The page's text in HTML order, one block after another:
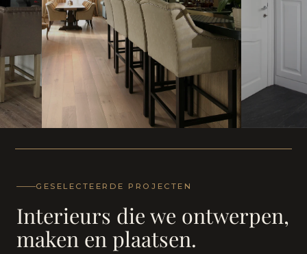
Landhuis - Grimbergen
GESELECTEERDE PROJECTEN
Interieurs die we ontwerpen,
maken en plaatsen.